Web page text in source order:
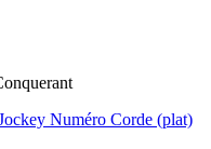
Numéro Corde (plat)